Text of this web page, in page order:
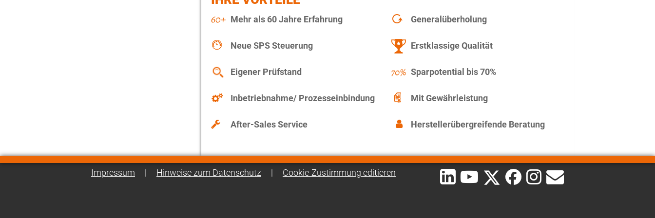
Mehr als 60 Jahre Erfahrung Generalüberholung
Neue SPS Steuerung Erstklassige Qualität
Eigener Prüfstand Sparpotential bis 70%
Inbetriebnahme/ Prozesseinbindung Mit Gewährleistung
After-Sales Service Herstellerübergreifende Beratung
Impressum | Hinweise zum Datenschutz | Cookie-Zustimmung editieren